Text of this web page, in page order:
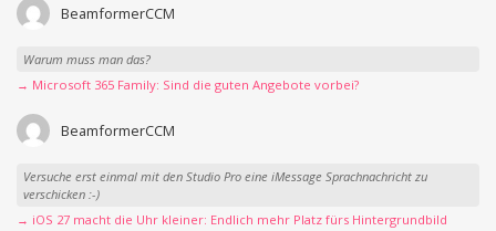
BeamformerCCM
Warum muss man das?
→ Microsoft 365 Family: Sind die guten Angebote vorbei?
BeamformerCCM
Versuche erst einmal mit den Studio Pro eine iMessage Sprachnachricht zu
verschicken :-)
→ iOS 27 macht die Uhr kleiner: Endlich mehr Platz fürs Hintergrundbild